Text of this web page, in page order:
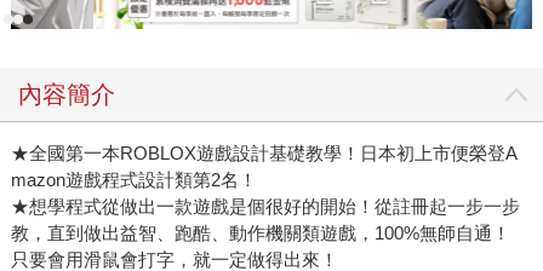
內容簡介
★全國第一本ROBLOX遊戲設計基礎教學！日本初上市便榮登A
mazon遊戲程式設計類第2名！
★想學程式從做出一款遊戲是個很好的開始！從註冊起一步一步
教，直到做出益智、跑酷、動作機關類遊戲，100%無師自通！
只要會用滑鼠會打字，就一定做得出來！